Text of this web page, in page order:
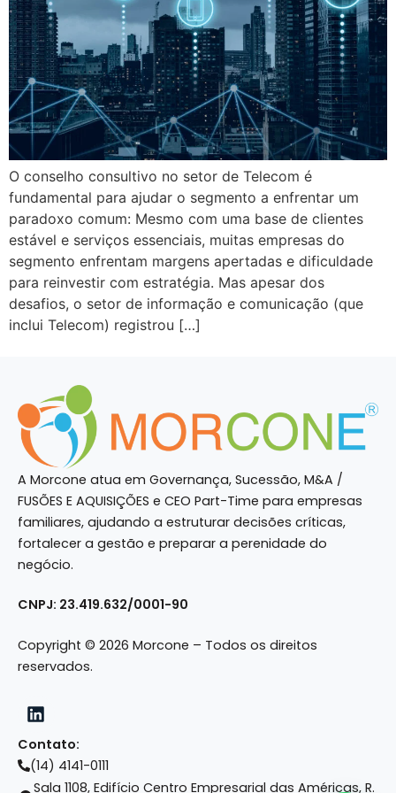
O conselho consultivo no setor de Telecom é
fundamental para ajudar o segmento a enfrentar um
paradoxo comum: Mesmo com uma base de clientes
estável e serviços essenciais, muitas empresas do
segmento enfrentam margens apertadas e dificuldade
para reinvestir com estratégia. Mas apesar dos
desafios, o setor de informação e comunicação (que
inclui Telecom) registrou […]
A Morcone atua em Governança, Sucessão, M&A /
FUSÕES E AQUISIÇÕES e CEO Part-Time para empresas
familiares, ajudando a estruturar decisões críticas,
fortalecer a gestão e preparar a perenidade do
negócio.
CNPJ: 23.419.632/0001-90
Copyright © 2026 Morcone – Todos os direitos
reservados.
Contato:
(14) 4141-0111
Sala 1108, Edifício Centro Empresarial das Américas, R.